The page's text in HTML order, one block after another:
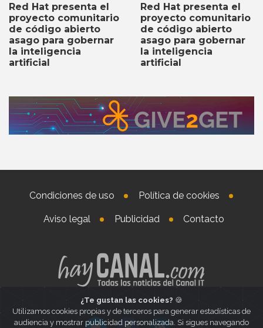
Red Hat presenta el
proyecto comunitario
de código abierto
asago para gobernar
la inteligencia
artificial
Red Hat presenta el
proyecto comunitario
de código abierto
asago para gobernar
la inteligencia
artificial
Condiciones de uso Política de cookies
Aviso legal Publicidad Contacto
¿Te gustan las cookies? 🍪
Utilizamos cookies propias y de terceros para generar estadísticas de
audiencia y mostrar publicidad personalizada. Si sigues navegando